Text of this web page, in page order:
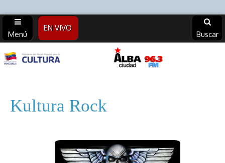
Menú
EN VIVO
Buscar
Alba
Ciudad
96.3 FM
(Archivos)
Kultura Rock